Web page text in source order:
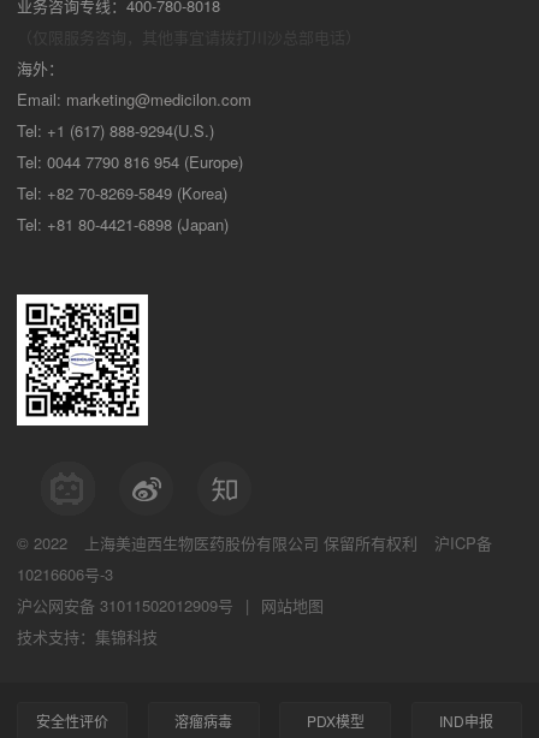
业务咨询专线：400-780-8018
海外：
Email: marketing@medicilon.com
Tel: +1 (617) 888-9294(U.S.)
Tel: 0044 7790 816 954 (Europe)
Tel: +82 70-8269-5849 (Korea)
Tel: +81 80-4421-6898 (Japan)
© 2022 上海美迪西生物医药股份有限公司 保留所有权利
沪ICP备
10216606号-3
沪公网安备 31011502012909号
|
网站地图
技术支持：集锦科技
安全性评价 溶瘤病毒 PDX模型 IND申报